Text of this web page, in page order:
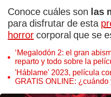
Conoce cuáles son las
para disfrutar de esta
horror corporal que se
‘Megalodón 2: el gran
reparto y todo sobre la
'Háblame' 2023, película
GRATIS ONLINE: ¿cuándo